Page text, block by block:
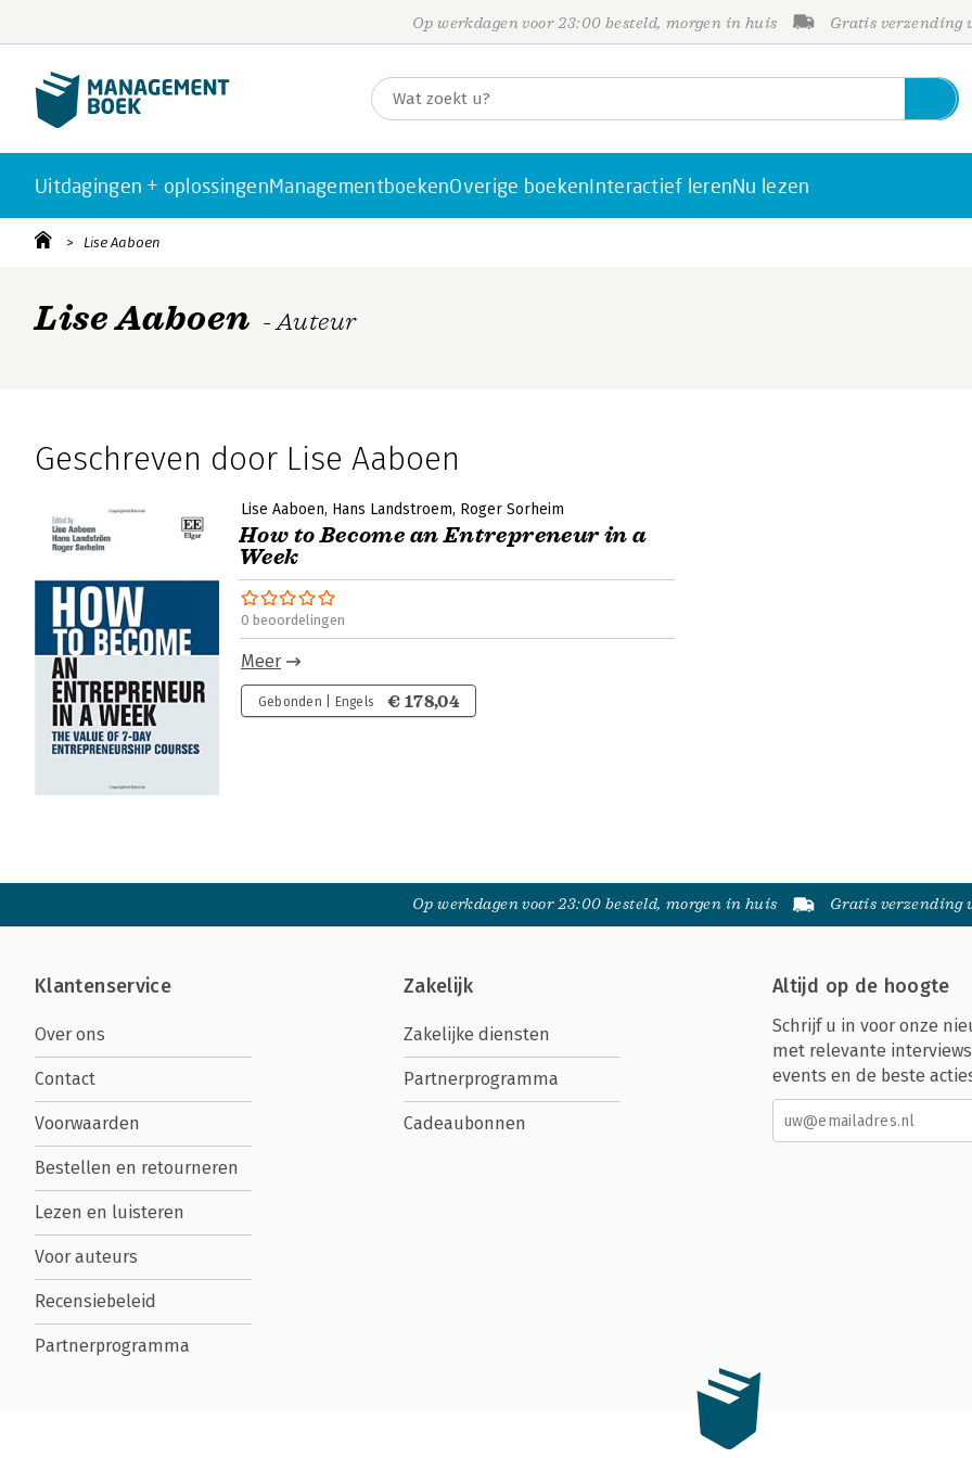
Op werkdagen voor 23:00 besteld, morgen in huis Gratis verzending
Uitdagingen + oplossingenManagementboekenOverige boekenInteractief lerenNu lezen
Lise Aaboen
Lise Aaboen - Auteur
Geschreven door Lise Aaboen
Lise Aaboen Hans Landstroem Roger Sorheim
How to Become an Entrepreneur in a
Week
0 beoordelingen
Meer
Gebonden | Engels € 178,04
Op werkdagen voor 23:00 besteld, morgen in huis Gratis verzending
Klantenservice
Over ons
Contact
Voorwaarden
Bestellen en retourneren
Lezen en luisteren
Voor auteurs
Recensiebeleid
Partnerprogramma
Zakelijk
Zakelijke diensten
Partnerprogramma
Cadeaubonnen
Altijd op de hoogte
Schrijf u in voor onze
met relevante
events en de beste